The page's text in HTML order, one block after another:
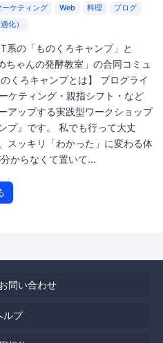
ーケティング Web 料理
ブログ
化）
系の「ものくろキャンプ」と
ちゃんの発酵教室」の合同コミュ
くろキャンプとは】 ブログライ
ケティング・親指シフト・など
アップする実践型ワークショップ
プ』です。 私でも行って大丈
スッキリ「わかった」に変わる体
からなくて置いて...
問い合わせ
ルプ